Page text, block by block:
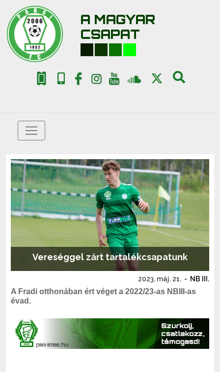
A MAGYAR
CSAPAT
Vereséggel zárt tartalékcsapatunk
2023. máj. 21. - NB III.
A Fradi otthonában ért véget a 2022/23-as NBIII-as
évad.